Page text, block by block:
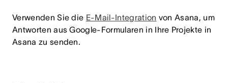
Verwenden Sie die E-Mail-Integration von Asana, um
Antworten aus Google-Formularen in Ihre Projekte in
Asana zu senden.